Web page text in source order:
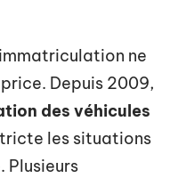
ne
Depuis 2009,
des véhicules
les situations
Plusieurs